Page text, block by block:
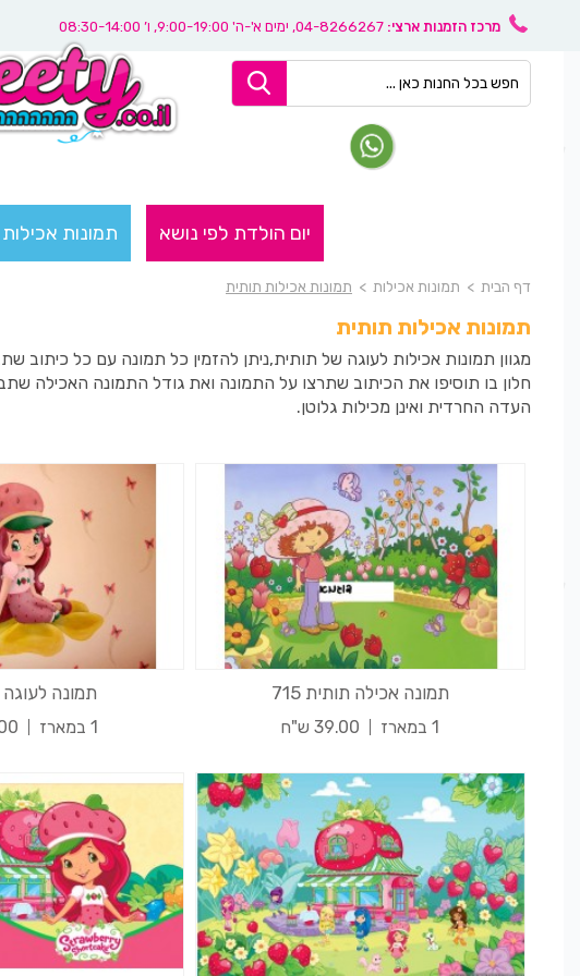
מרכז הזמנות ארצי: 04-8266267, ימים א'-ה' 9:00-19:00, ו’ 08:30-14:00
יום הולדת לפי נושא תמונות אכילות
דף הבית > תמונות אכילות > תמונות אכילות תותית
תמונות אכילות תותית
מגוון תמונות אכילות לעוגה של תותית,ניתן להזמין כל תמונה עם כל
חלון בו תוסיפו את הכיתוב שתרצו על התמונה ואת גודל התמונה האכילה
העדה החרדית ואינן מכילות גלוטן.
תמונה אכילה תותית 715
1 במארז 39.00 ש"ח
תמונה לעוגה
1 במארז